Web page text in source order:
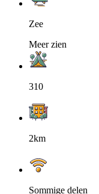
Zee
Meer zien
310
2km
Sommige delen